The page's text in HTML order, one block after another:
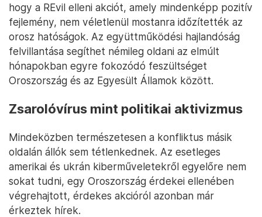
hogy a REvil elleni akciót, amely mindenképp pozitív
fejlemény, nem véletlenül mostanra időzítették az
orosz hatóságok. Az együttműködési hajlandóság
felvillantása segíthet némileg oldani az elmúlt
hónapokban egyre fokozódó feszültséget
Oroszország és az Egyesült Államok között.
Zsarolóvírus mint politikai aktivizmus
Mindeközben természetesen a konfliktus másik
oldalán állók sem tétlenkednek. Az esetleges
amerikai és ukrán kiberműveletekről egyelőre nem
sokat tudni, egy Oroszország érdekei ellenében
végrehajtott, érdekes akcióról azonban már
érkeztek hírek.